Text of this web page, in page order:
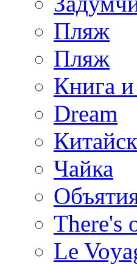
Пляж
Пляж
Книга
Dream
Чайка
There's
Le